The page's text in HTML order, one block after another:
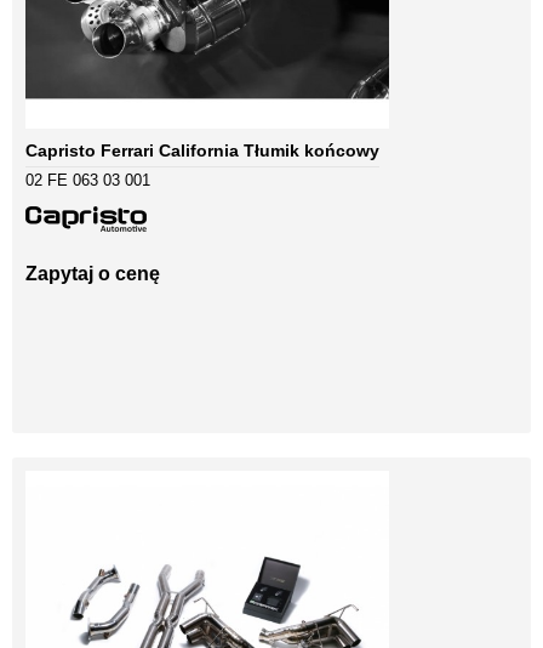
Capristo Ferrari California Tłumik końcowy
02 FE 063 03 001
Zapytaj o cenę